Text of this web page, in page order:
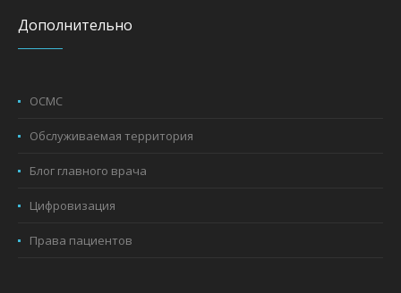
Дополнительно
ОСМС
Обслуживаемая территория
Блог главного врача
Цифровизация
Права пациентов